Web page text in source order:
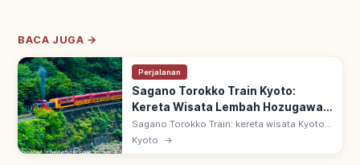
BACA JUGA →
Perjalanan
Sagano Torokko Train Kyoto:
Kereta Wisata Lembah Hozugawa,
Tips Berkunjung
Sagano Torokko Train: kereta wisata Kyoto
7,3 km dari Stasiun Torokko Saga ke
Kameoka. Sejak 1991 di bekas jalur JR Sanin
Kyoto →